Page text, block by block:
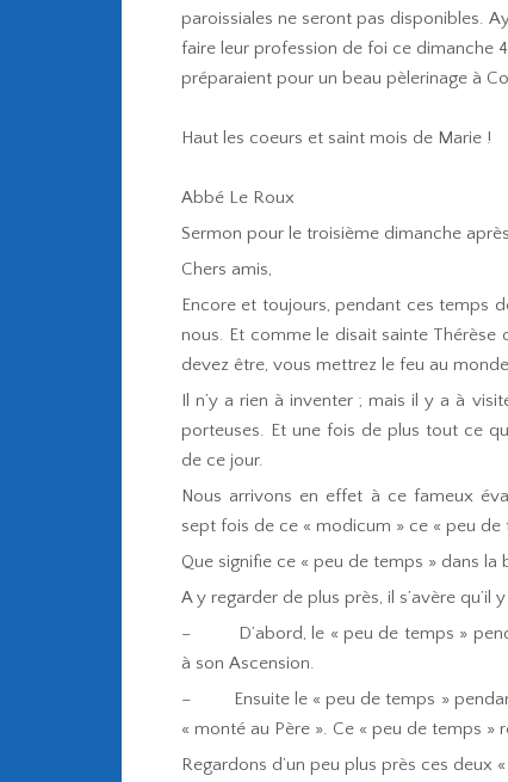
paroissiales ne seront pas disponibles.
faire leur profession de foi ce dimanche
préparaient pour un beau pèlerinage à
Haut les coeurs et saint mois de Marie !
Abbé Le Roux
Sermon pour le troisième dimanche
Chers amis,
Encore et toujours, pendant ces temps
nous. Et comme le disait sainte Thérèse
devez être, vous mettrez le feu au
Il n’y a rien à inventer ; mais il y a à
porteuses. Et une fois de plus tout ce
de ce jour.
Nous arrivons en effet à ce fameux
sept fois de ce « modicum » ce « peu de
Que signifie ce « peu de temps » dans la
A y regarder de plus près, il s’avère
– D’abord, le « peu de temps »
à son Ascension.
– Ensuite le « peu de temps »
« monté au Père ». Ce « peu de temps
Regardons d’un peu plus près ces